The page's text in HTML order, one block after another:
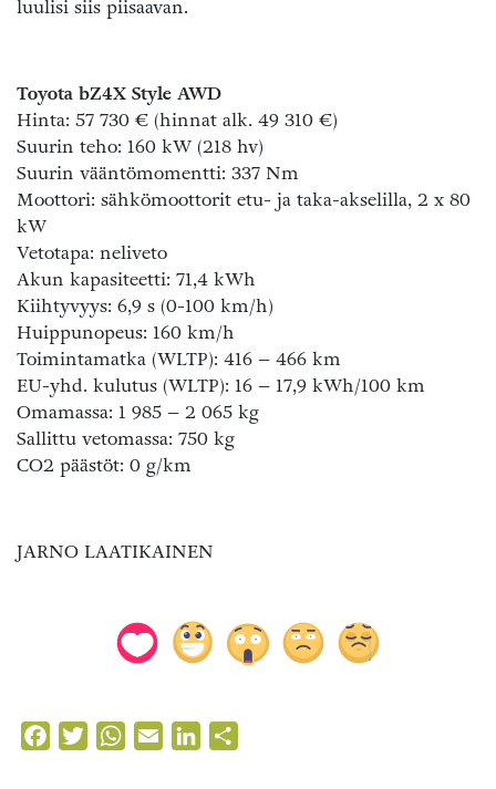
luulisi siis piisaavan.
Toyota bZ4X Style AWD
Hinta: 57 730 € (hinnat alk. 49 310 €)
Suurin teho: 160 kW (218 hv)
Suurin vääntömomentti: 337 Nm
Moottori: sähkömoottorit etu- ja taka-akselilla, 2 x 80
kW
Vetotapa: neliveto
Akun kapasiteetti: 71,4 kWh
Kiihtyvyys: 6,9 s (0-100 km/h)
Huippunopeus: 160 km/h
Toimintamatka (WLTP): 416 – 466 km
EU-yhd. kulutus (WLTP): 16 – 17,9 kWh/100 km
Omamassa: 1 985 – 2 065 kg
Sallittu vetomassa: 750 kg
CO2 päästöt: 0 g/km
JARNO LAATIKAINEN
FacebookTwitterWhatsApp
Email LinkedIn